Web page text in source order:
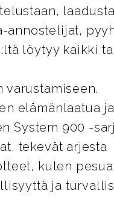
annostelijat,
löytyy kaikki
varustamiseen.
elämänlaatua ja
System 900 -
tekevät arjesta
kuten
ja